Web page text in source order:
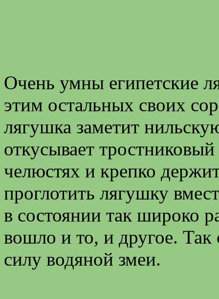
Очень умны египетские
этим остальных своих
лягушка заметит
откусывает
челюстях и крепко
проглотить лягушку
в состоянии так широко
вошло и то, и другое. Так
силу водяной змеи.